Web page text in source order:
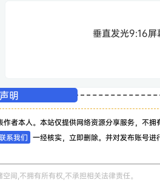
垂直发光9:16
明
者本人。本站仅提供网络资源分享服务，不
系我们 一经核实，立即删除。并对发布账号
间,不拥有所有权,不承担相关法律责任。